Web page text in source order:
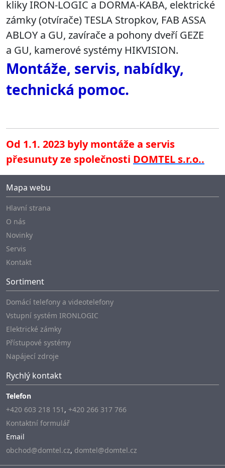
kliky IRON-LOGIC a DORMA-KABA, elektrické
zámky (otvírače) TESLA Stropkov, FAB ASSA
ABLOY a GU, zavírače a pohony dveří GEZE
a GU, kamerové systémy HIKVISION.
Montáže, servis, nabídky,
technická pomoc.
Od 1.1. 2023 byly montáže a servis
přesunuty ze společnosti DOMTEL s.r.o..
Mapa webu
Hlavní strana
O nás
Novinky
Servis
Kontakt
Sortiment
Domácí telefony a videotelefony
Vstupní systém IRONLOGIC
Elektrické zámky
Přístupové systémy
Napájecí zdroje
Rychlý kontakt
Telefon
+420 603 218 151 , +420 266 317 766
Kontaktní formulář
Email
obchod@domtel.cz, domtel@domtel.cz